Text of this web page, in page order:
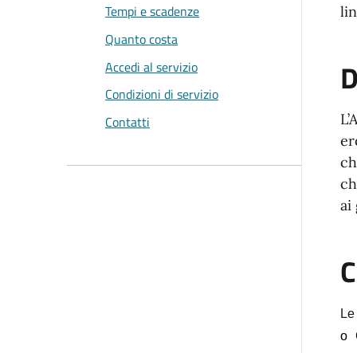
Tempi e scadenze
Quanto costa
Accedi al servizio
Condizioni di servizio
Contatti
ai
o